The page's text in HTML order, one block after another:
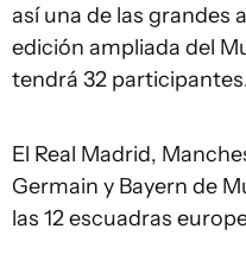
así una de las grandes
edición ampliada del
tendrá 32
El Real Madrid,
Germain y Bayern de
las 12 escuadras